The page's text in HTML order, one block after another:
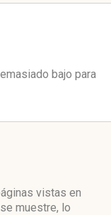
bajo para
vistas en
muestre, lo